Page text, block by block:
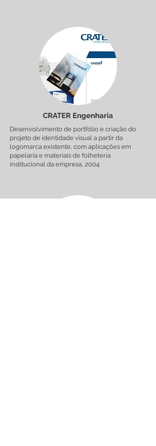
CRATER Engenharia
Desenvolvimento de portfólio e criação do
projeto de identidade visual a partir da
logomarca existente, com aplicações em
papelaria e materiais de folheteria
institucional da empresa, 2004